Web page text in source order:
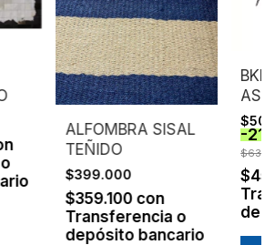
ALFOMBRA SISAL
TEÑIDO
$399.000
$359.100 con
Transferencia o
depósito bancario
BKF
-21